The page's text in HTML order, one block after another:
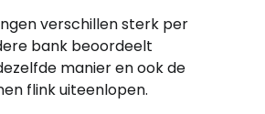
verschillen sterk per
bank beoordeelt
manier en ook de
flink uiteenlopen.